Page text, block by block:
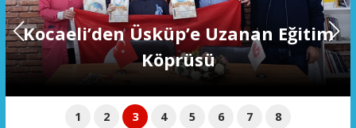
Kocaeli’den Üsküp’e Uzanan Eğitim
Köprüsü
1 2 3 4 5 6 7 8